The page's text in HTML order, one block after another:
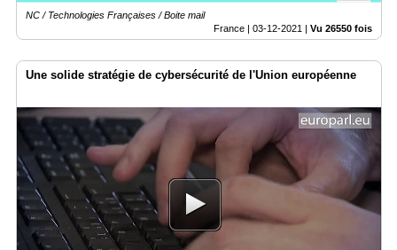
NC / Technologies Françaises / Boite mail
France | 03-12-2021 | Vu 26550 fois
Une solide stratégie de cybersécurité de l'Union européenne